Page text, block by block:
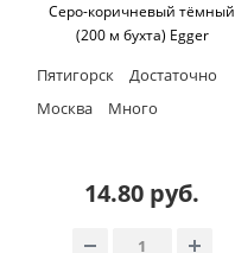
Cеро-коричневый тёмный
(200 м бухта) Egger
Пятигорск
Достаточно
Москва
Много
14.80 руб.